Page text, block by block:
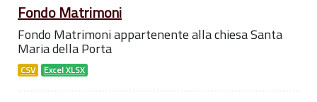
Fondo Matrimoni
Fondo Matrimoni appartenente alla chiesa Santa
Maria della Porta
CSV Excel XLSX